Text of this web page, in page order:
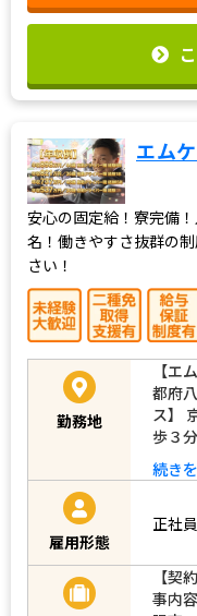
この求人
安心の固定給！寮完備
さい！
【エ
都府
歩３
雇用形態
正社員